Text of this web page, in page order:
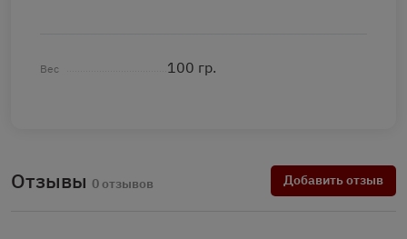
Вес 100 гр.
Отзывы 0 отзывов Добавить отзыв